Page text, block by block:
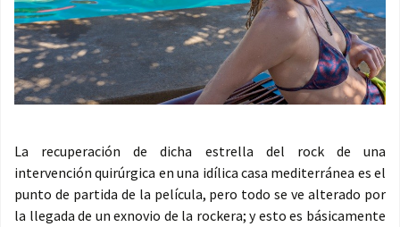
La recuperación de dicha estrella del rock de una
intervención quirúrgica en una idílica casa mediterránea es el
punto de partida de la película, pero todo se ve alterado por
la llegada de un exnovio de la rockera; y esto es básicamente